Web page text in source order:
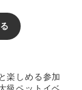
楽しめる参加
級ペットイベ